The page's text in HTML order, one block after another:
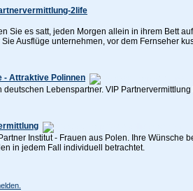
2life
Sie es satt, jeden Morgen allein in ihrem Bett
Ausflüge unternehmen, vor dem Fernseher
- Attraktive Polinnen
Lebenspartner. VIP Partnervermittlung
Institut - Frauen aus Polen. Ihre Wünsche
in jedem Fall individuell betrachtet.